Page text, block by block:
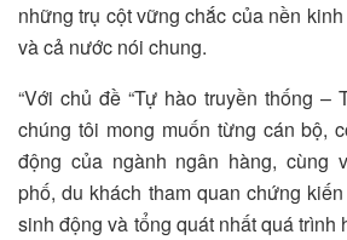
những trụ cột vững chắc của nền
và cả nước nói chung.
“Với chủ đề “Tự hào truyền thống –
chúng tôi mong muốn từng cán bộ,
động của ngành ngân hàng, cùng
phố, du khách tham quan chứng
sinh động và tổng quát nhất quá trình